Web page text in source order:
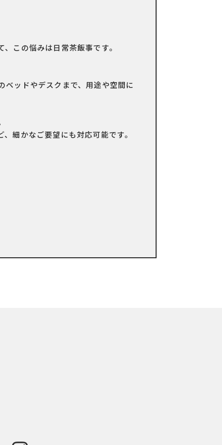
この悩みは日常茶飯事です。
ベッドやデスクまで、用途や空間に
細かなご要望にも対応可能です。